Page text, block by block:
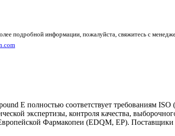
подробной информации, пожалуйста, свяжитесь с
E полностью соответствует требованиям
экспертизы, контроля качества,
Фармакопеи (EDQM, EP). Поставщики